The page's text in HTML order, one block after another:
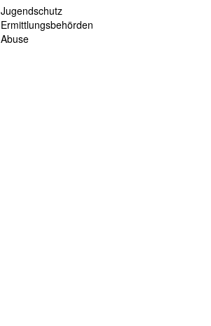
Jugendschutz
Ermittlungsbehörden
Abuse